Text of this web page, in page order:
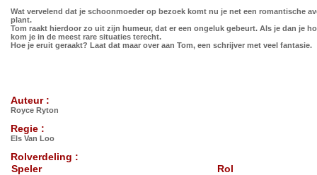
Wat vervelend dat je schoonmoeder op bezoek komt nu je net een romantische
plant.
Tom raakt hierdoor zo uit zijn humeur, dat er een ongeluk gebeurt. Als je dan je
kom je in de meest rare situaties terecht.
Hoe je eruit geraakt? Laat dat maar over aan Tom, een schrijver met veel fantasie.
Auteur :
Royce Ryton
Regie :
Els Van Loo
Rolverdeling :
Speler
Rol